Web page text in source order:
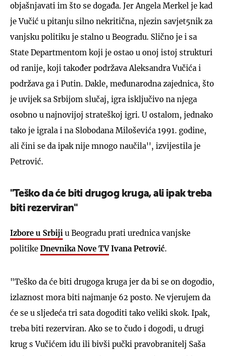
objašnjavati im što se događa. Jer Angela Merkel je kad
je Vučić u pitanju silno nekritična, njezin savjet5nik za
vanjsku politiku je stalno u Beogradu. Slično je i sa
State Departmentom koji je ostao u onoj istoj strukturi
od ranije, koji također podržava Aleksandra Vučića i
podržava ga i Putin. Dakle, međunarodna zajednica, što
je uvijek sa Srbijom slučaj, igra isključivo na njega
osobno u najnovijoj strateškoj igri. U ostalom, jednako
tako je igrala i na Slobodana Miloševića 1991. godine,
ali čini se da ipak nije mnogo naučila'', izvijestila je
Petrović.
"Teško da će biti drugog kruga, ali ipak treba
biti rezerviran"
Izbore u Srbiji u Beogradu prati urednica vanjske
politike Dnevnika Nove TVIvana Petrović.
"Teško da će biti drugoga kruga jer da bi se on dogodio,
izlaznost mora biti najmanje 62 posto. Ne vjerujem da
će se u sljedeća tri sata dogoditi tako veliki skok. Ipak,
treba biti rezerviran. Ako se to čudo i dogodi, u drugi
krug s Vučićem idu ili bivši pučki pravobranitelj Saša